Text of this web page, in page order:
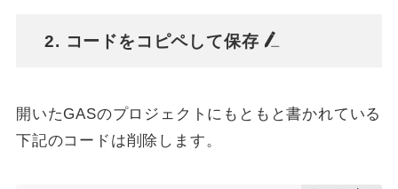
2. コードをコピペして保存
開いたGASのプロジェクトにもともと書かれている
下記のコードは削除します。